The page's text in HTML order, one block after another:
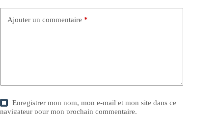
Ajouter un commentaire *
Enregistrer mon nom, mon e-mail et mon site dans ce
navigateur pour mon prochain commentaire.